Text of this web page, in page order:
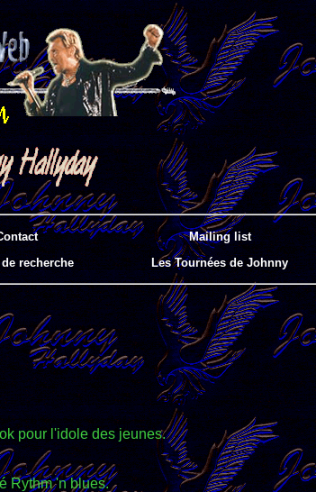
Mailing list
recherche Les Tournées de Johnny
pour l'idole des jeunes.
Rythm 'n blues.